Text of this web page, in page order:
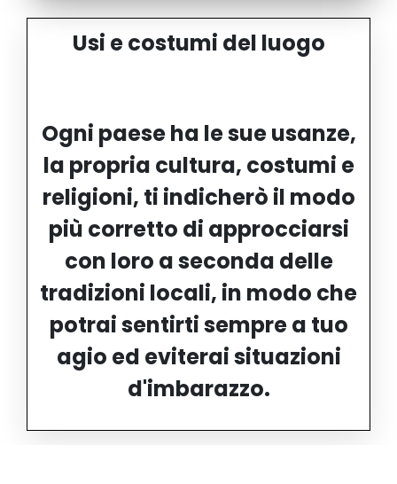
Usi e costumi del luogo
Ogni paese ha le sue usanze,
la propria cultura, costumi e
religioni, ti indicherò il modo
più corretto di approcciarsi
con loro a seconda delle
tradizioni locali, in modo che
potrai sentirti sempre a tuo
agio ed eviterai situazioni
d'imbarazzo.